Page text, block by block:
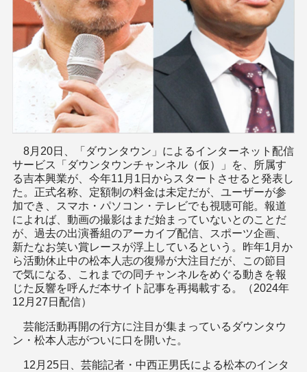
8月20日、「ダウンタウン」によるインターネット配信
サービス「ダウンタウンチャンネル（仮）」を、所属す
る吉本興業が、今年11月1日からスタートさせると発表し
た。正式名称、定額制の料金は未定だが、ユーザーが参
加でき、スマホ・パソコン・テレビでも視聴可能。報道
によれば、動画の撮影はまだ始まっていないとのことだ
が、過去の出演番組のアーカイブ配信、スポーツ企画、
新たなお笑い賞レースが浮上しているという。昨年1月か
ら活動休止中の松本人志の復帰が大注目だが、この節目
で気になる、これまでの同チャンネルをめぐる動きを報
じた反響を呼んだ本サイト記事を再掲載する。（2024年
12月27日配信）
芸能活動再開の行方に注目が集まっているダウンタウ
ン・松本人志がついに口を開いた。
12月25日、芸能記者・中西正男氏による松本のインタ